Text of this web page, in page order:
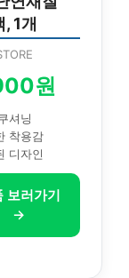
, 1개
원
셔닝
착용감
디자인
보러가기
→